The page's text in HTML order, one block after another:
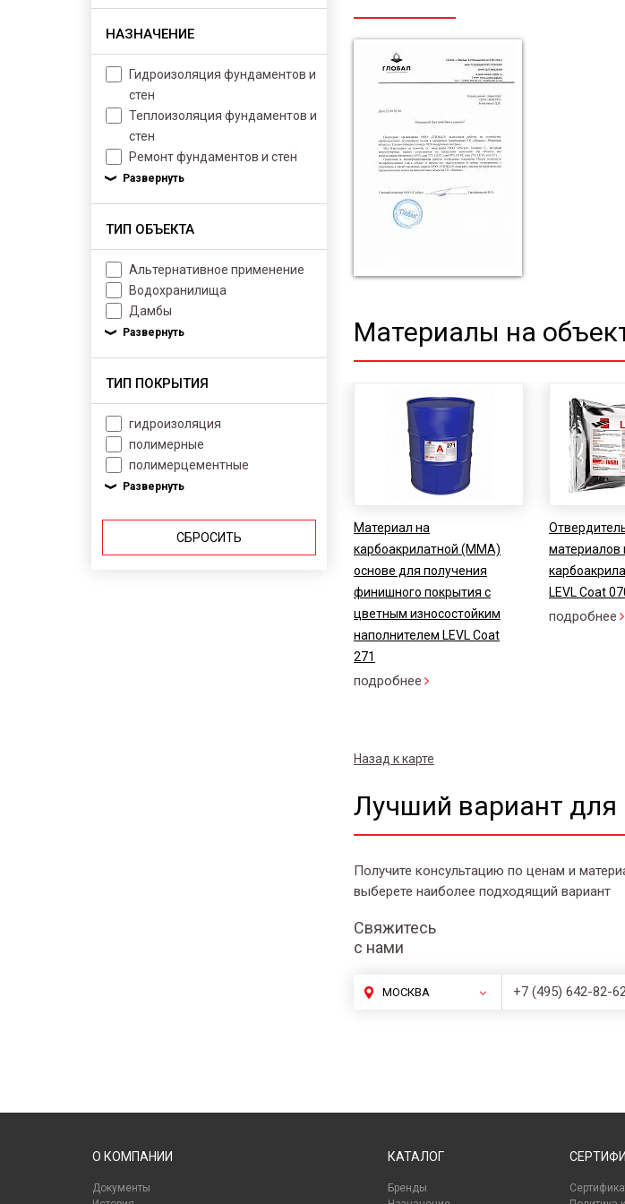
НАЗНАЧЕНИЕ
Гидроизоляция фундаментов и
стен
Теплоизоляция фундаментов и
стен
Ремонт фундаментов и стен
ТИП ОБЪЕКТА
Альтернативное применение
Водохранилища
Дамбы
ТИП ПОКРЫТИЯ
гидроизоляция
полимерные
полимерцементные
СБРОСИТЬ
Материалы на
Материал на
карбоакрилатной (ММА)
основе для получения
финишного покрытия с
цветным износостойким
наполнителем LEVL Coat
271
подробнее
материалов
LEVL Coat
подробнее
Назад к карте
Лучший вариант для
Получите консультацию по ценам и
выберете наиболее подходящий вариант
Свяжитесь
с нами
МОСКВА +7 (495) 642-82-
О КОМПАНИИ
Документы
КАТАЛОГ
Бренды